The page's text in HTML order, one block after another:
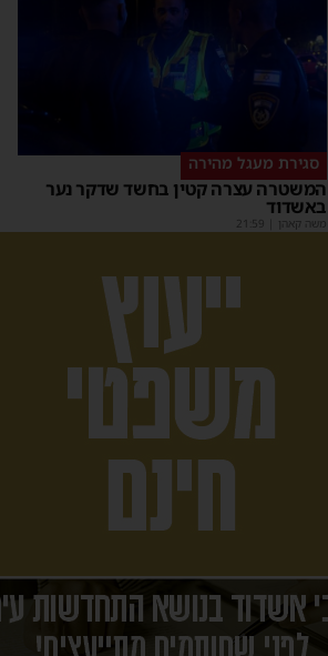
סגירת מעגל מהירה
המשטרה עצרה קטין בחשד שדקר נער
באשדוד
משה קאהן 21:59